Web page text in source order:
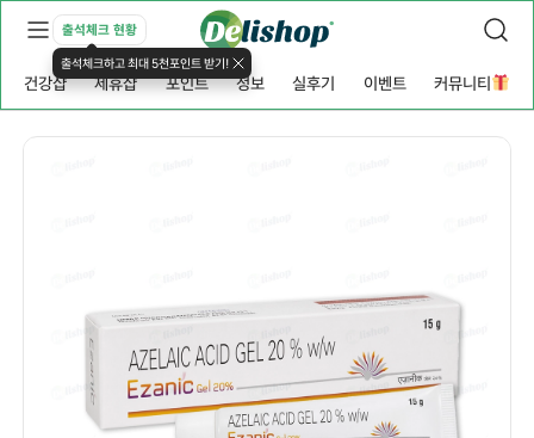
출석체크 현황
출석체크하고 최대 5천포인트 받기!
건강샵 제휴샵 포인트 정보 실후기 이벤트 커뮤니티